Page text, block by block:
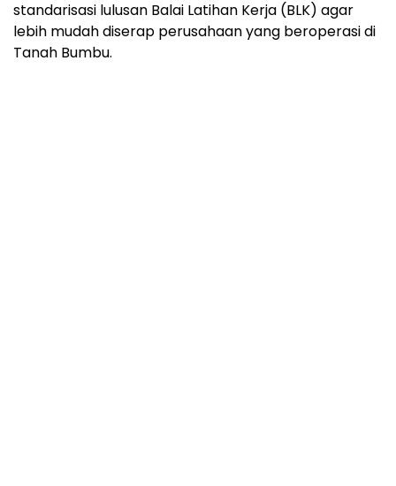
standarisasi lulusan Balai Latihan Kerja (BLK) agar
lebih mudah diserap perusahaan yang beroperasi di
Tanah Bumbu.